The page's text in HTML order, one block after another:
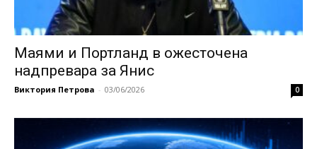
Маями и Портланд в ожесточена
надпревара за Янис
Виктория Петрова - 03/06/2026 0